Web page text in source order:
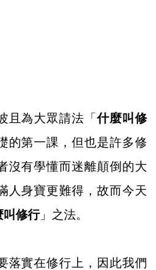
且為大眾請法「什麼叫修
的第一課，但也是許多修
沒有學懂而迷離顛倒的大
人身寶更難得，故而今天
叫修行」之法。
實在修行上，因此我們